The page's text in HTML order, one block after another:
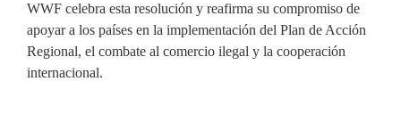
WWF celebra esta resolución y reafirma su compromiso de
apoyar a los países en la implementación del Plan de Acción
Regional, el combate al comercio ilegal y la cooperación
internacional.